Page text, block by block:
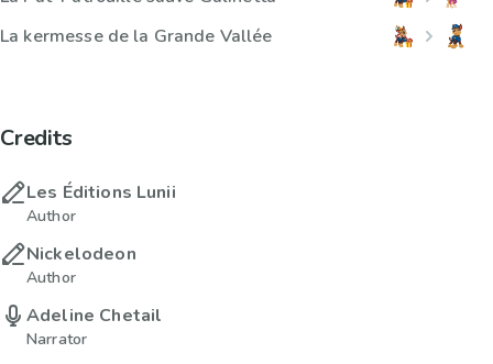
La kermesse de la Grande Vallée
Credits
Les Éditions Lunii
Author
Nickelodeon
Author
Adeline Chetail
Narrator